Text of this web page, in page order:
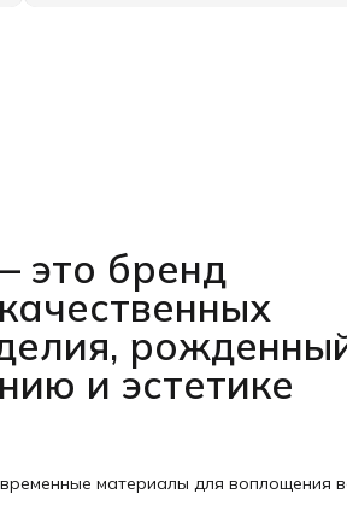
это бренд
и эстетике
материалы для воплощения